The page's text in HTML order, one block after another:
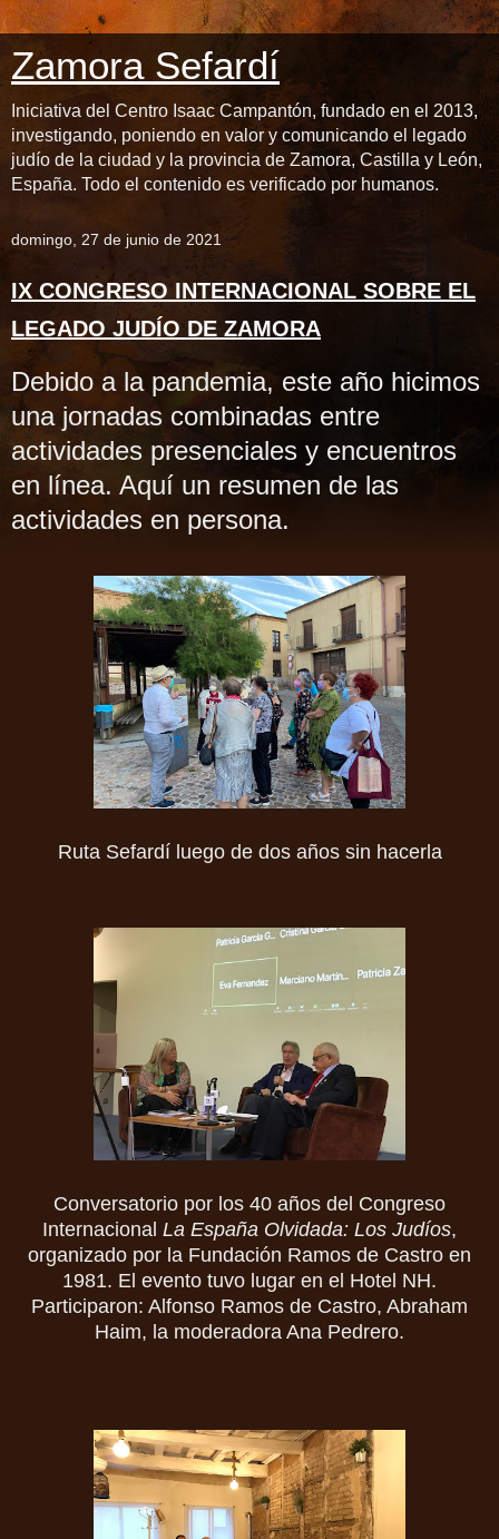
Zamora Sefardí
Iniciativa del Centro Isaac Campantón, fundado en el 2013,
investigando, poniendo en valor y comunicando el legado
judío de la ciudad y la provincia de Zamora, Castilla y León,
España. Todo el contenido es verificado por humanos.
domingo, 27 de junio de 2021
IX CONGRESO INTERNACIONAL SOBRE EL
LEGADO JUDÍO DE ZAMORA
Debido a la pandemia, este año hicimos
una jornadas combinadas entre
actividades presenciales y encuentros
en línea. Aquí un resumen de las
actividades en persona.
Ruta Sefardí luego de dos años sin hacerla
Conversatorio por los 40 años del Congreso
Internacional La España Olvidada: Los Judíos,
organizado por la Fundación Ramos de Castro en
1981. El evento tuvo lugar en el Hotel NH.
Participaron: Alfonso Ramos de Castro, Abraham
Haim, la moderadora Ana Pedrero.